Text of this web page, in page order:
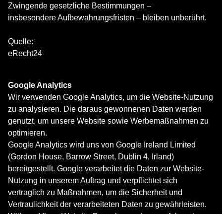
Zwingende gesetzliche Bestimmungen –
insbesondere Aufbewahrungsfristen – bleiben unberührt.
Quelle:
eRecht24
Google Analytics
Wir verwenden Google Analytics, um die Website-Nutzung
zu analysieren. Die daraus gewonnenen Daten werden
genutzt, um unsere Website sowie Werbemaßnahmen zu
optimieren.
Google Analytics wird uns von Google Ireland Limited
(Gordon House, Barrow Street, Dublin 4, Irland)
bereitgestellt. Google verarbeitet die Daten zur Website-
Nutzung in unserem Auftrag und verpflichtet sich
vertraglich zu Maßnahmen, um die Sicherheit und
Vertraulichkeit der verarbeiteten Daten zu gewährleisten.